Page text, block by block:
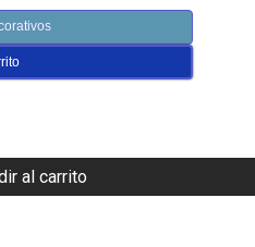
al carrito